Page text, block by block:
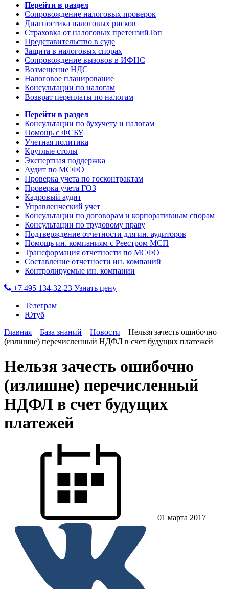
Перейти в раздел
Сопровождение налоговых проверок
Диагностика налоговых рисков
Страховка от налоговых претензийТоп
Представительство в суде
Защита в налоговых спорах
Сопровождение вызовов в ИФНС
Возмещение НДС
Налоговое планирование
Консультации по налогам
Возврат переплаты по налогам
Перейти в раздел
Консультации по бухучету и налогам
Помощь с ФСБУ
Учетная политика
Круглые столы
Экспертная поддержка
Аудит по МСФО
Проверка учета по госконтрактам
Проверка учета ГОЗ
Кадровый аудит
Управленческий учет
Консультации по договорам и корпоративным спорам
Консультации по трудовому праву
Подтверждение отчетности для ин. аудиторов
Помощь ин. компаниям с Реестром МСП
Трансформация отчетности по МСФО
Составление отчетности ин. компаний
Контролируемые ин. компании
+7 495 134-32-23 Узнать цену
Телеграм
Ютуб
Главная—База знаний—Новости—Нельзя зачесть ошибочно
(излишне) перечисленный НДФЛ в счет будущих платежей
Нельзя зачесть ошибочно
(излишне) перечисленный
НДФЛ в счет будущих
платежей
01 марта 2017